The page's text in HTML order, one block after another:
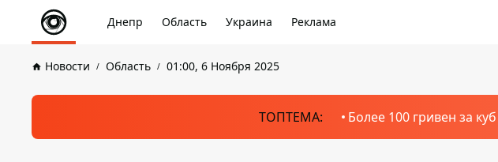
Днепр Область Украина Реклама
Новости Область 01:00, 6 Ноября 2025
ТОПТЕМА: Более 100 гривен за